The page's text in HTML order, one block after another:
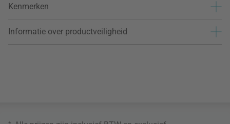
Kenmerken
Informatie over productveiligheid